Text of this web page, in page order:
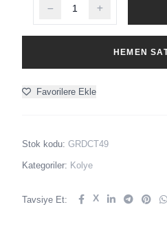
HEMEN
Favorilere Ekle
Stok kodu: GRDCT49
Kategoriler: Kolye
Tavsiye Et: X